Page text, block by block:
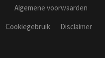
Algemene voorwaarden
Cookiegebruik
Disclaimer